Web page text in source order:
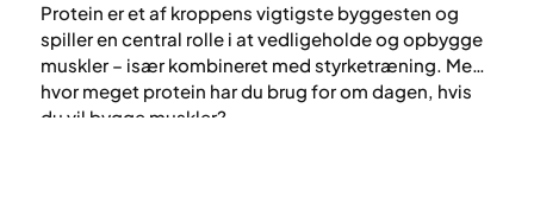
Protein er et af kroppens vigtigste byggesten og
spiller en central rolle i at vedligeholde og opbygge
muskler – især kombineret med styrketræning. Men
hvor meget protein har du brug for om dagen, hvis
du vil bygge muskler?